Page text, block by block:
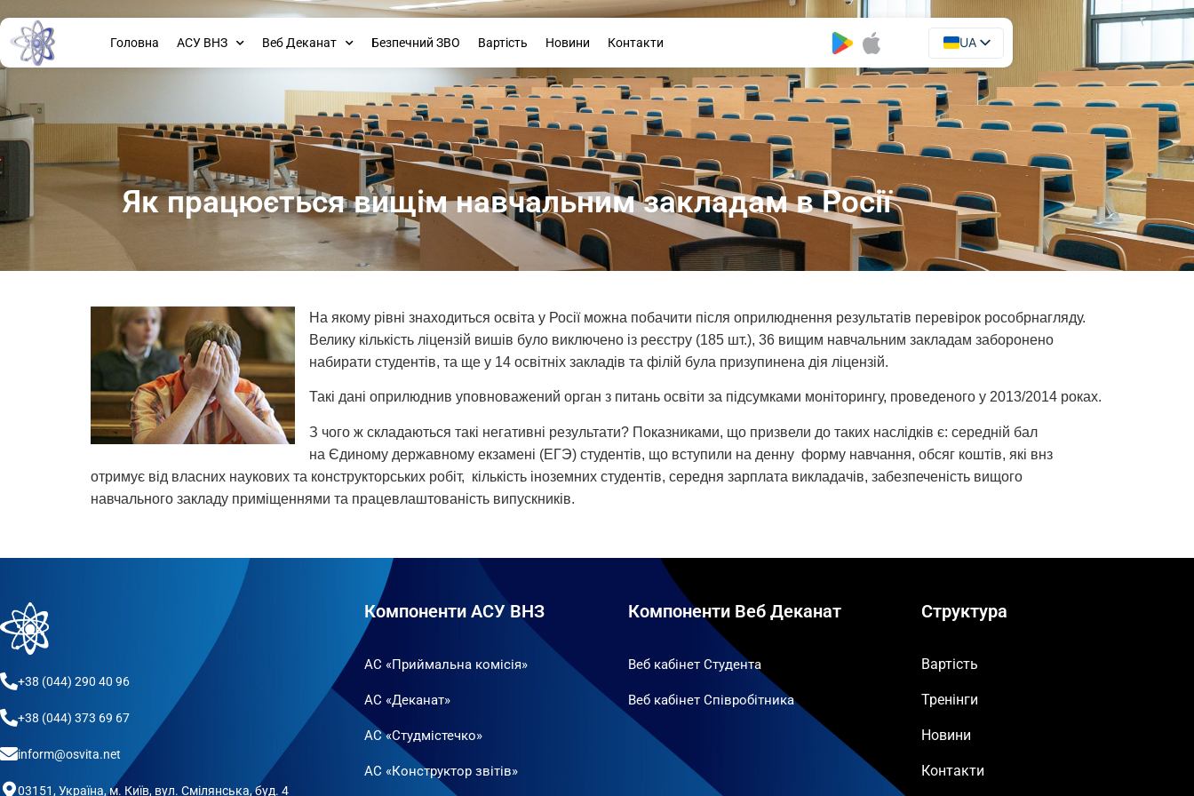
Головна АСУ ВНЗ Веб Деканат Безпечний ЗВО Вартість Новини Контакти
UA
EN
Як працюється вищім навчальним закладам в Росії
На якому рівні знаходиться освіта у Росії можна побачити після оприлюднення результатів перевірок рособрнагляду.
Велику кількість ліцензій вишів було виключено із реєстру (185 шт.), 36 вищим навчальним закладам заборонено
набирати студентів, та ще у 14 освітніх закладів та філій була призупинена дія ліцензій.
Такі дані оприлюднив уповноважений орган з питань освіти за підсумками моніторингу, проведеного у 2013/2014 роках.
З чого ж складаються такі негативні результати? Показниками, що призвели до таких наслідків є: середній бал
на Єдиному державному екзамені (ЕГЭ) студентів, що вступили на денну форму навчання, обсяг коштів, які внз
отримує від власних наукових та конструкторських робіт, кількість іноземних студентів, середня зарплата викладачів, забезпеченість вищого
навчального закладу приміщеннями та працевлаштованість випускників.
+38 (044) 290 40 96
+38 (044) 373 69 67
inform@osvita.net
03151, Україна, м. Київ, вул. Смілянська, буд. 4
Компоненти АСУ ВНЗ
АС «Приймальна комісія»
АС «Деканат»
АС «Студмістечко»
АС «Конструктор звітів»
Компоненти Веб Деканат
Веб кабінет Студента
Веб кабінет Співробітника
Структура
Вартість
Тренінги
Новини
Контакти